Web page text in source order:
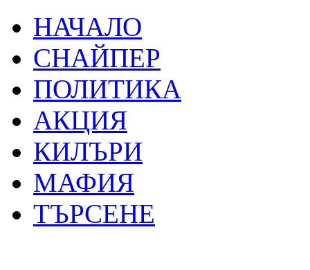
НАЧАЛО
СНАЙПЕР
ПОЛИТИКА
АКЦИЯ
КИЛЪРИ
МАФИЯ
ТЪРСЕНЕ